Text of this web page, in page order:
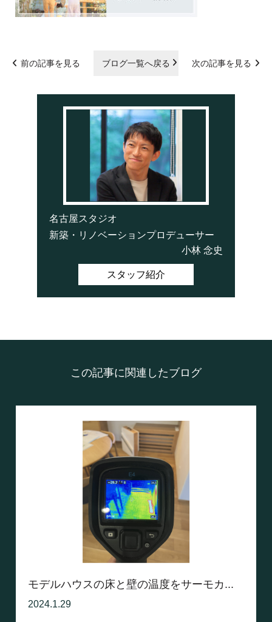
前の記事を見る ブログ一覧へ戻る 次の記事を見る
名古屋スタジオ
新築・リノベーションプロデューサー
小林 念史
スタッフ紹介
この記事に関連したブログ
モデルハウスの床と壁の温度をサーモカ...
2024.1.29